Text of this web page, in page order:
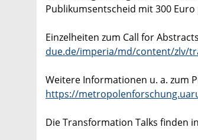
Publikumsentscheid mit 300
Einzelheiten zum Call for
due.de/imperia/md/content/zlv/
Weitere Informationen u. a. zum
https://
Die Transformation Talks finden